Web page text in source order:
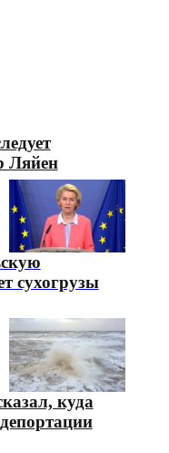
Ляйен
сухогрузы
куда